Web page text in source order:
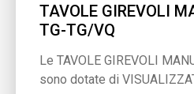
TAVOLE GIREVOLI
TG-TG/VQ
Le TAVOLE GIREVOLI
sono dotate di